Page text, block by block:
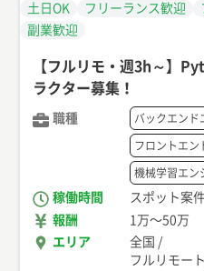
土日OK
フリーランス歓迎
副業歓迎
【フルリモ・週3h～】
ラクター募集！
職種 バックエンド
フロントエン
機械学習エン
稼働時間
スポット案
報酬
1万〜50万
エリア
全国 /
フルリモー